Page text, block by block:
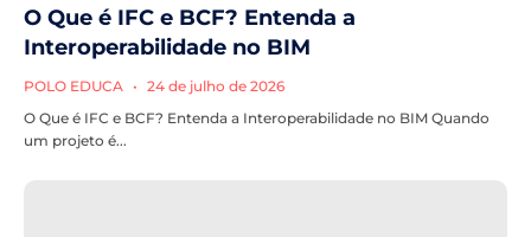
O Que é IFC e BCF? Entenda a
Interoperabilidade no BIM
POLO EDUCA
24 de julho de 2026
O Que é IFC e BCF? Entenda a Interoperabilidade no BIM Quando
um projeto é...